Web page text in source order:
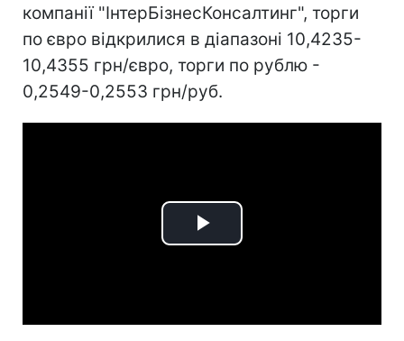
компанії "ІнтерБізнесКонсалтинг", торги
по євро відкрилися в діапазоні 10,4235-
10,4355 грн/євро, торги по рублю -
0,2549-0,2553 грн/руб.
Play